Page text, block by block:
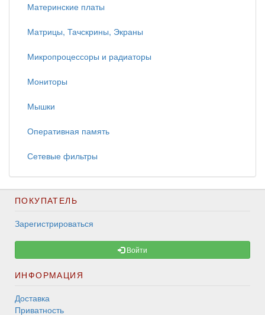
Материнские платы
Матрицы, Тачскрины, Экраны
Микропроцессоры и радиаторы
Мониторы
Мышки
Оперативная память
Сетевые фильтры
ПОКУПАТЕЛЬ
Зарегистрироваться
Войти
ИНФОРМАЦИЯ
Доставка
Приватность